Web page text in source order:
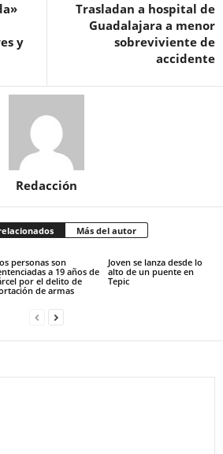
y
Trasladan a hospital de
Guadalajara a menor
sobreviviente de
accidente
Redacción
Más del autor
personas son
a 19 años de
por el delito de
de armas
Joven se lanza desde lo
alto de un puente en
Tepic